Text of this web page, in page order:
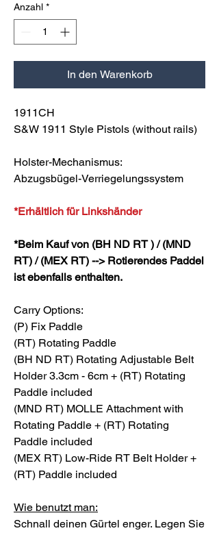
Anzahl *
In den Warenkorb
1911CH
S&W 1911 Style Pistols (without rails)
Holster-Mechanismus:
Abzugsbügel-Verriegelungssystem
*Erhältlich für Linkshänder
*Beim Kauf von (BH ND RT ) / (MND
RT) / (MEX RT) --> Rotierendes Paddel
ist ebenfalls enthalten.
Carry Options:
(P) Fix Paddle
(RT) Rotating Paddle
(BH ND RT) Rotating Adjustable Belt
Holder 3.3cm - 6cm + (RT) Rotating
Paddle included
(MND RT) MOLLE Attachment with
Rotating Paddle + (RT) Rotating
Paddle included
(MEX RT) Low-Ride RT Belt Holder +
(RT) Paddle included
Wie benutzt man:
Schnall deinen Gürtel enger. Legen Sie